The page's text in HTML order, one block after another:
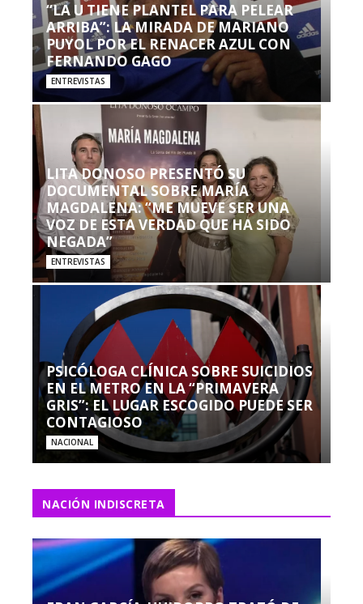
“LA U TIENE PLANTEL PARA PELEAR
ARRIBA”: LA MIRADA DE MARIANO
PUYOL POR EL RENACER AZUL CON
FERNANDO GAGO
ENTREVISTAS
LITA DONOSO PRESENTÓ SU
DOCUMENTAL SOBRE MARÍA
MAGDALENA: “ME MUEVE SER UNA
VOZ DE ESTA VERDAD QUE HA SIDO
NEGADA”
ENTREVISTAS
PSICÓLOGA CLÍNICA SOBRE SUICIDIOS
EN EL METRO EN LA “PRIMAVERA
GRIS”: EL LUGAR ESCOGIDO PUEDE SER
CONTAGIOSO
NACIONAL
NACIÓN INDISCRETA